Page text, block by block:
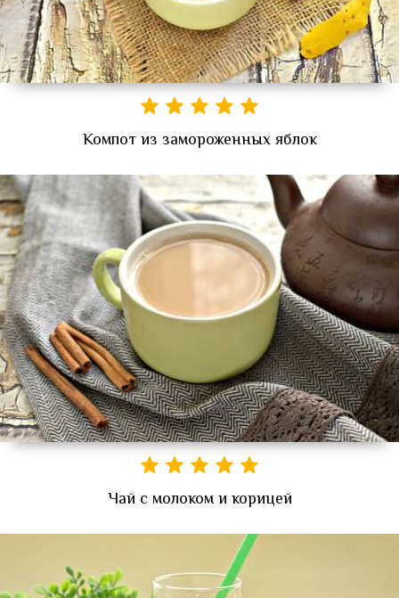
Компот из замороженных яблок
Чай с молоком и корицей